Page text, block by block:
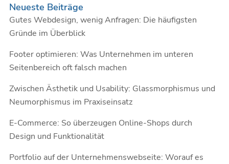
Neueste Beiträge
Gutes Webdesign, wenig Anfragen: Die häufigsten
Gründe im Überblick
Footer optimieren: Was Unternehmen im unteren
Seitenbereich oft falsch machen
Zwischen Ästhetik und Usability: Glassmorphismus und
Neumorphismus im Praxiseinsatz
E-Commerce: So überzeugen Online-Shops durch
Design und Funktionalität
Portfolio auf der Unternehmenswebseite: Worauf es